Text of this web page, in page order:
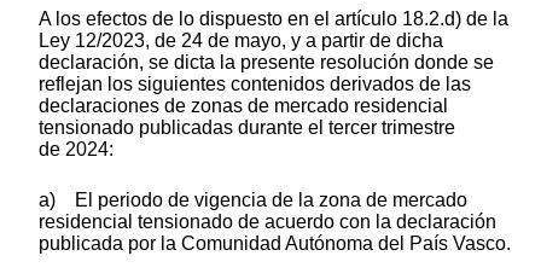
A los efectos de lo dispuesto en el artículo 18.2.d) de la
Ley 12/2023, de 24 de mayo, y a partir de dicha
declaración, se dicta la presente resolución donde se
reflejan los siguientes contenidos derivados de las
declaraciones de zonas de mercado residencial
tensionado publicadas durante el tercer trimestre
de 2024:
a) El periodo de vigencia de la zona de mercado
residencial tensionado de acuerdo con la declaración
publicada por la Comunidad Autónoma del País Vasco.